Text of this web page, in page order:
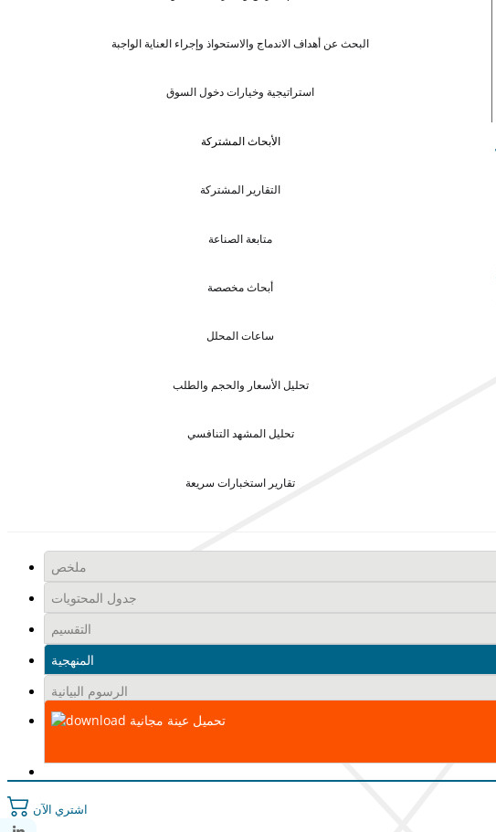
البحث عن أهداف الاندماج والاستحواذ وإجراء العناية الواجبة
استراتيجية وخيارات دخول السوق
الأبحاث المشتركة
التقارير المشتركة
متابعة الصناعة
أبحاث مخصصة
ساعات المحلل
تحليل الأسعار والحجم والطلب
تحليل المشهد التنافسي
تقارير استخبارات سريعة
ملخص
جدول المحتويات
التقسيم
المنهجية
الرسوم البيانية
تحميل عينة مجانية
اشتري الآن